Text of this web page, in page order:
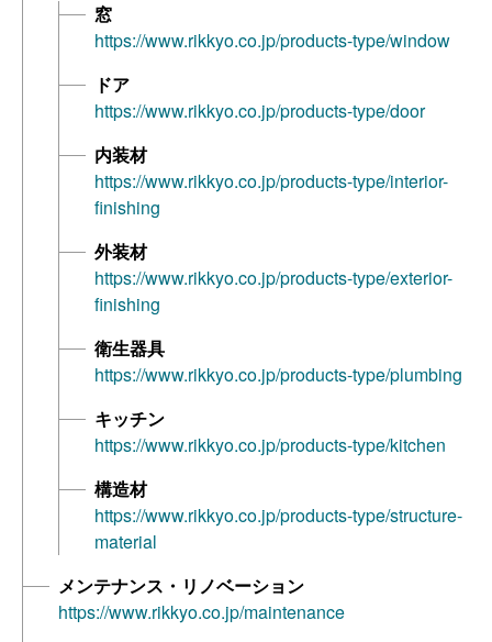
窓
https://www.rikkyo.co.jp/products-type/window
ドア
https://www.rikkyo.co.jp/products-type/door
内装材
https://www.rikkyo.co.jp/products-type/interior-
finishing
外装材
https://www.rikkyo.co.jp/products-type/exterior-
finishing
衛生器具
https://www.rikkyo.co.jp/products-type/plumbing
キッチン
https://www.rikkyo.co.jp/products-type/kitchen
構造材
https://www.rikkyo.co.jp/products-type/structure-
material
メンテナンス・リノベーション
https://www.rikkyo.co.jp/maintenance